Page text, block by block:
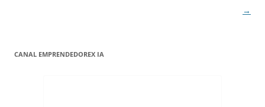
→
CANAL EMPRENDEDOREX IA